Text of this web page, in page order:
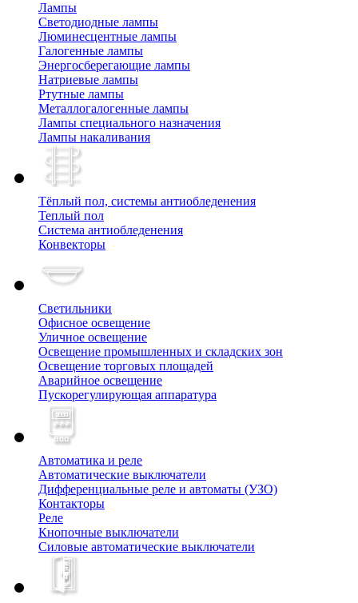
Лампы
Cветодиодные лампы
Люминесцентные лампы
Галогенные лампы
Энергосберегающие лампы
Натриевые лампы
Ртутные лампы
Металлогалогенные лампы
Лампы специального назначения
Лампы накаливания
Тёплый пол, cистемы антиобледенения
Теплый пол
Система антиобледенения
Конвекторы
Светильники
Офисное освещение
Уличное освещение
Освещение промышленных и складских зон
Освещение торговых площадей
Аварийное освещение
Пускорегулирующая аппаратура
Автоматика и реле
Автоматические выключатели
Дифференциальные реле и автоматы (УЗО)
Контакторы
Реле
Кнопочные выключатели
Силовые автоматические выключатели